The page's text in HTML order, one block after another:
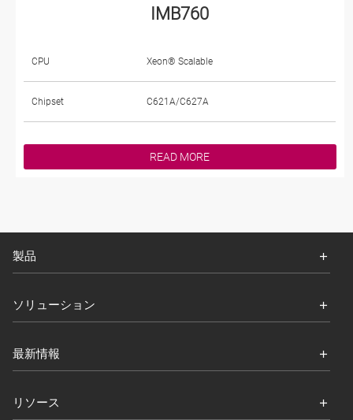
IMB760
CPU Xeon® Scalable
Chipset C621A/C627A
READ MORE
製品
ソリューション
最新情報
リソース